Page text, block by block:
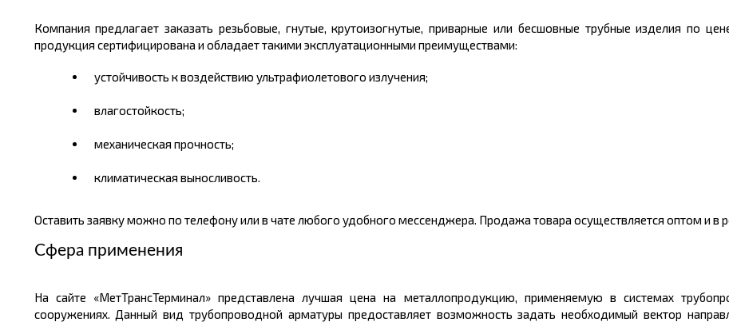
Компания предлагает заказать резьбовые, гнутые, крутоизогнутые, приварные или бесшовные трубные изделия по
продукция сертифицирована и обладает такими эксплуатационными преимуществами:
устойчивость к воздействию ультрафиолетового излучения;
влагостойкость;
механическая прочность;
климатическая выносливость.
Оставить заявку можно по телефону или в чате любого удобного мессенджера. Продажа товара осуществляется оптом и в
Сфера применения
На сайте «МетТрансТерминал» представлена лучшая цена на металлопродукцию, применяемую в системах
сооружениях. Данный вид трубопроводной арматуры предоставляет возможность задать необходимый вектор